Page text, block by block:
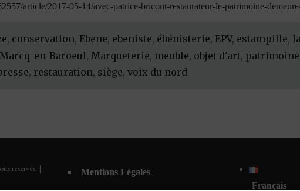
article/2017-05-14/avec-patrice-bricout-restaurateur-le-patrimoine-
, conservation, Ebene, ebeniste, ébénisterie, EPV, estampille,
Marcq-en-Baroeul, Marqueterie, meuble, objet d'art, patrimoine
, restauration, siège, voix du nord
Mentions Légales
Français
reservés. |